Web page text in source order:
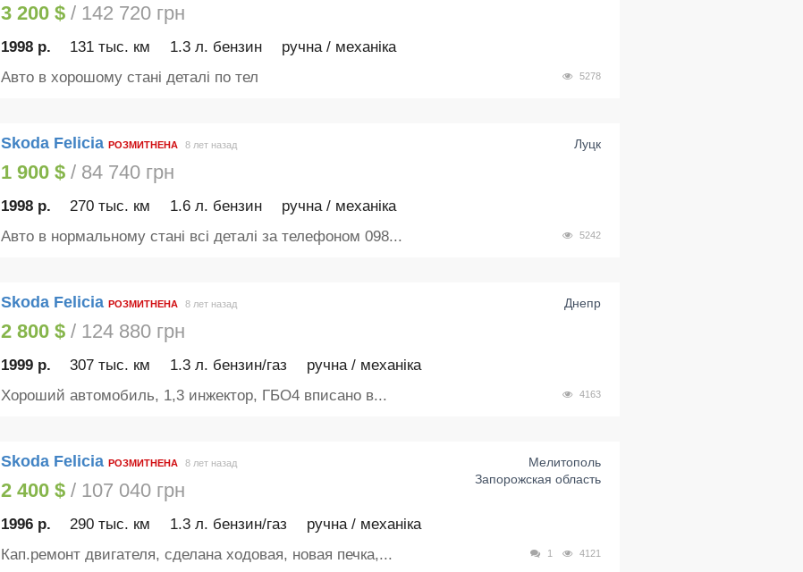
3 200 $/ 142 720 грн
1998 р. 131 тыс. км 1.3 л. бензин ручна / механіка
5278
Авто в хорошому стані деталі по тел
Skoda Felicia РОЗМИТНЕНА Луцк
8 лет назад
1 900 $/ 84 740 грн
1998 р. 270 тыс. км 1.6 л. бензин ручна / механіка
5242
Авто в нормальному стані всі деталі за телефоном 098...
Skoda Felicia РОЗМИТНЕНА Днепр
8 лет назад
2 800 $/ 124 880 грн
1999 р. 307 тыс. км 1.3 л. бензин/газ ручна / механіка
4163
Хороший автомобиль, 1,3 инжектор, ГБО4 вписано в...
Skoda Felicia РОЗМИТНЕНА
Мелитополь
Запорожская область
8 лет назад
2 400 $/ 107 040 грн
1996 р. 290 тыс. км 1.3 л. бензин/газ ручна / механіка
1 4121
Кап.ремонт двигателя, сделана ходовая, новая печка,...